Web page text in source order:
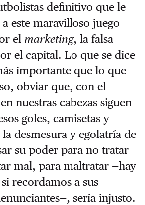
definitivo que le
este maravilloso juego
el marketing, la falsa
el capital. Lo que se dice
importante que lo que
obviar que, con el
nuestras cabezas siguen
goles, camisetas y
desmesura y egolatría de
su poder para no tratar
mal, para maltratar —hay
recordamos a sus
sería injusto.